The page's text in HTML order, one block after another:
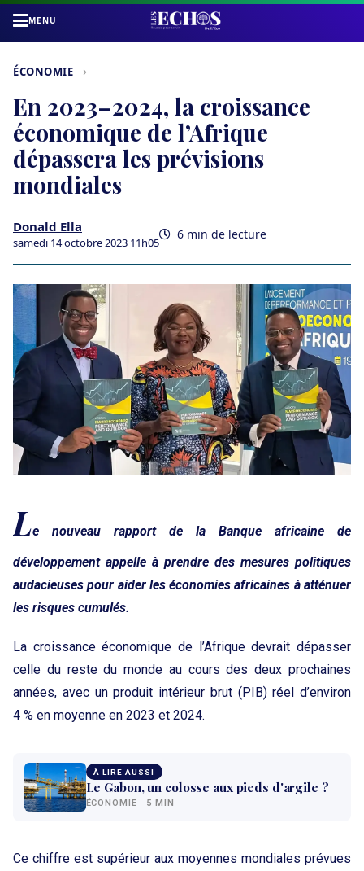
MENU
ÉCONOMIE ›
En 2023–2024, la croissance
économique de l’Afrique
dépassera les prévisions
mondiales
Donald Ella
samedi 14 octobre 2023 11h05
6 min de lecture
Le nouveau rapport de la Banque africaine de
développement appelle à prendre des mesures politiques
audacieuses pour aider les économies africaines à atténuer
les risques cumulés.
La croissance économique de l’Afrique devrait dépasser
celle du reste du monde au cours des deux prochaines
années, avec un produit intérieur brut (PIB) réel d’environ
4 % en moyenne en 2023 et 2024.
À LIRE AUSSI
Le Gabon, un colosse aux pieds d'argile ?
ÉCONOMIE · 5 MIN
Ce chiffre est supérieur aux moyennes mondiales prévues